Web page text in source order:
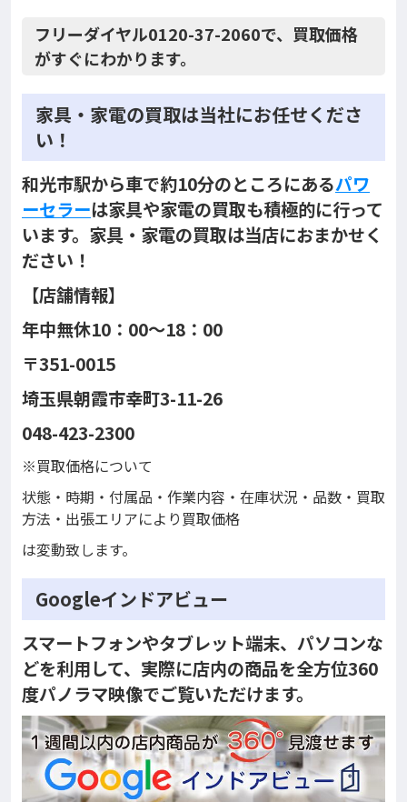
フリーダイヤル0120-37-2060で、買取価格
がすぐにわかります。
家具・家電の買取は当社にお任せくださ
い！
和光市駅から車で約10分のところにあるパワ
ーセラーは家具や家電の買取も積極的に行って
います。家具・家電の買取は当店におまかせく
ださい！
【店舗情報】
年中無休10：00～18：00
〒351-0015
埼玉県朝霞市幸町3-11-26
048-423-2300
※買取価格について
状態・時期・付属品・作業内容・在庫状況・品数・買取
方法・出張エリアにより買取価格
は変動致します。
Googleインドアビュー
スマートフォンやタブレット端末、パソコンな
どを利用して、実際に店内の商品を全方位360
度パノラマ映像でご覧いただけます。